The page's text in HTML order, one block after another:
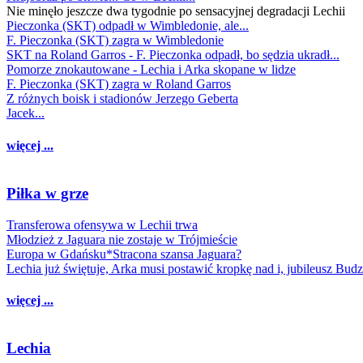
Nie minęło jeszcze dwa tygodnie po sensacyjnej degradacji Lechii
Pieczonka (SKT) odpadł w Wimbledonie, ale...
F. Pieczonka (SKT) zagra w Wimbledonie
SKT na Roland Garros - F. Pieczonka odpadł, bo sędzia ukradł...
Pomorze znokautowane - Lechia i Arka skopane w lidze
F. Pieczonka (SKT) zagra w Roland Garros
Z różnych boisk i stadionów Jerzego Geberta
Jacek...
więcej ...
Piłka w grze
Transferowa ofensywa w Lechii trwa
Młodzież z Jaguara nie zostaje w Trójmieście
Europa w Gdańsku*Stracona szansa Jaguara?
Lechia już świętuje, Arka musi postawić kropkę nad i, jubileusz
więcej ...
Lechia